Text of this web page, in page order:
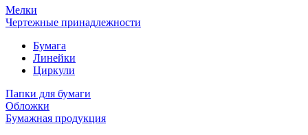
Мелки
Чертежные принадлежности
Бумага
Линейки
Циркули
Папки для бумаги
Обложки
Бумажная продукция